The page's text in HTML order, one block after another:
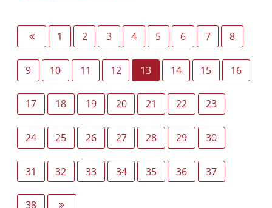
1 2 3 4 5 6 7 8
9 10 11 12 13 14 15 16
17 18 19 20 21 22 23
24 25 26 27 28 29 30
31 32 33 34 35 36 37
38